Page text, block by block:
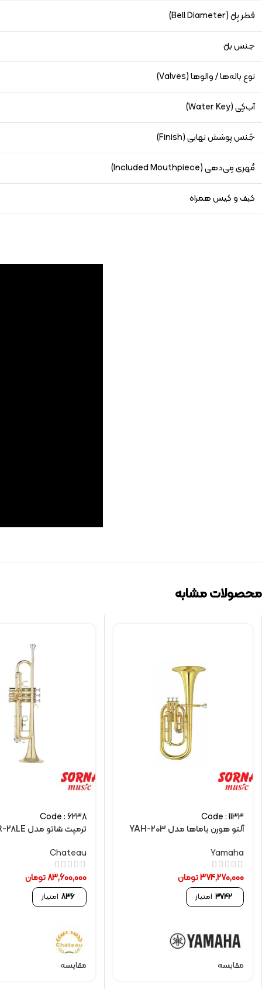
قطر بِلّ (Bell Diameter)
جنس بلّ
نوع باله‌ها / والوها (Valves)
آب‌کِی (Water Key)
جَنس پوشش نهایی (Finish)
مُهری مِی‌دهی (Included Mouthpiece)
کیف و کیس همراه
محصولات مشابه
Code : 1133
آلتو هورن یاماها مدل YAH-203
Yamaha
374,270,000تومان
3742 امتیاز
مقایسه
Code : 6238
ترمپت شاتو مدل CTR-28LE
Chateau
83,600,000تومان
836 امتیاز
مقایسه